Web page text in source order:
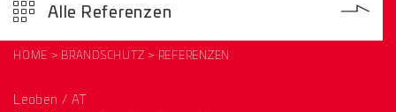
Alle Referenzen
HOME BRANDSCHUTZ REFERENZEN
Leoben / AT